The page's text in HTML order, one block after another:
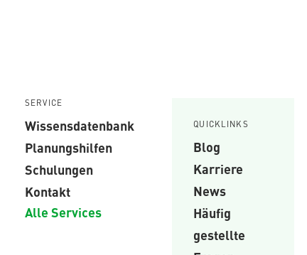
SERVICE
Wissensdatenbank
Planungshilfen
Schulungen
Kontakt
Alle Services
QUICKLINKS
Blog
Karriere
News
Häufig
gestellte